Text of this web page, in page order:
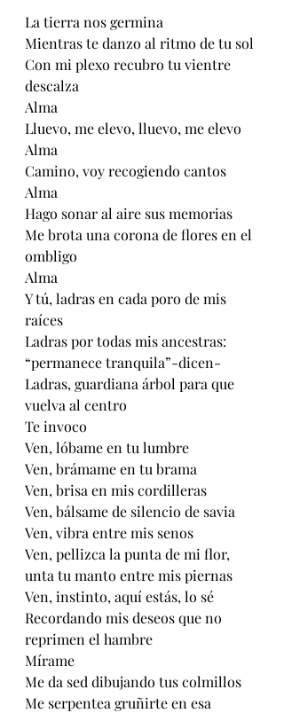
La tierra nos germina
Mientras te danzo al ritmo de tu sol
Con mi plexo recubro tu vientre
descalza
Alma
Lluevo, me elevo, lluevo, me elevo
Alma
Camino, voy recogiendo cantos
Alma
Hago sonar al aire sus memorias
Me brota una corona de flores en el
ombligo
Alma
Y tú, ladras en cada poro de mis
raíces
Ladras por todas mis ancestras:
“permanece tranquila”-dicen-
Ladras, guardiana árbol para que
vuelva al centro
Te invoco
Ven, lóbame en tu lumbre
Ven, brámame en tu brama
Ven, brisa en mis cordilleras
Ven, bálsame de silencio de savia
Ven, vibra entre mis senos
Ven, pellizca la punta de mi flor,
unta tu manto entre mis piernas
Ven, instinto, aquí estás, lo sé
Recordando mis deseos que no
reprimen el hambre
Mírame
Me da sed dibujando tus colmillos
Me serpentea gruñirte en esa